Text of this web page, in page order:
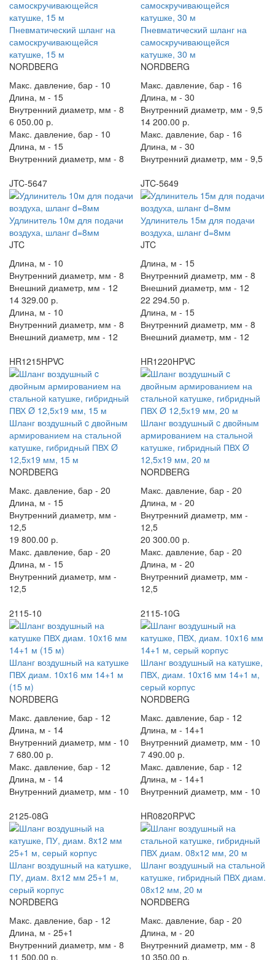
Пневматический шланг на
самоскручивающейся
катушке, 15 м
NORDBERG
Макс. давление, бар - 10
Длина, м - 15
Внутренний диаметр, мм - 8
6 050.00 р.
Макс. давление, бар - 10
Длина, м - 15
Внутренний диаметр, мм - 8
Пневматический шланг на
самоскручивающейся
катушке, 30 м
NORDBERG
Макс. давление, бар - 16
Длина, м - 30
Внутренний диаметр, мм - 9,5
14 200.00 р.
Макс. давление, бар - 16
Длина, м - 30
Внутренний диаметр, мм - 9,5
JTC-5647
Удлинитель 10м для подачи
воздуха, шланг d=8мм
JTC
Длина, м - 10
Внутренний диаметр, мм - 8
Внешний диаметр, мм - 12
14 329.00 р.
Длина, м - 10
Внутренний диаметр, мм - 8
Внешний диаметр, мм - 12
JTC-5649
Удлинитель 15м для подачи
воздуха, шланг d=8мм
JTC
Длина, м - 15
Внутренний диаметр, мм - 8
Внешний диаметр, мм - 12
22 294.50 р.
Длина, м - 15
Внутренний диаметр, мм - 8
Внешний диаметр, мм - 12
HR1215HPVC
Шланг воздушный c двойным
армированием на стальной
катушке, гибридный ПВХ Ø
12,5х19 мм, 15 м
NORDBERG
Макс. давление, бар - 20
Длина, м - 15
Внутренний диаметр, мм -
12,5
19 800.00 р.
Макс. давление, бар - 20
Длина, м - 15
Внутренний диаметр, мм -
12,5
HR1220HPVC
Шланг воздушный c двойным
армированием на стальной
катушке, гибридный ПВХ Ø
12,5х19 мм, 20 м
NORDBERG
Макс. давление, бар - 20
Длина, м - 20
Внутренний диаметр, мм -
12,5
20 300.00 р.
Макс. давление, бар - 20
Длина, м - 20
Внутренний диаметр, мм -
12,5
2115-10
Шланг воздушный на катушке
ПВХ диам. 10x16 мм 14+1 м
(15 м)
NORDBERG
Макс. давление, бар - 12
Длина, м - 14
Внутренний диаметр, мм - 10
7 680.00 р.
Макс. давление, бар - 12
Длина, м - 14
Внутренний диаметр, мм - 10
2115-10G
Шланг воздушный на катушке,
ПВХ, диам. 10x16 мм 14+1 м,
серый корпус
NORDBERG
Макс. давление, бар - 12
Длина, м - 14+1
Внутренний диаметр, мм - 10
7 490.00 р.
Макс. давление, бар - 12
Длина, м - 14+1
Внутренний диаметр, мм - 10
2125-08G
Шланг воздушный на катушке,
ПУ, диам. 8x12 мм 25+1 м,
серый корпус
NORDBERG
Макс. давление, бар - 12
Длина, м - 25+1
Внутренний диаметр, мм - 8
11 500.00 р.
HR0820RPVC
Шланг воздушный на стальной
катушке, гибридный ПВХ диам.
08х12 мм, 20 м
NORDBERG
Макс. давление, бар - 20
Длина, м - 20
Внутренний диаметр, мм - 8
10 350.00 р.